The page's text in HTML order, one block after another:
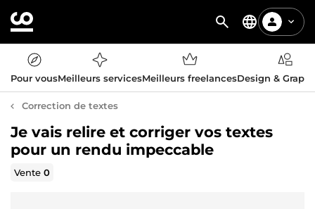
Pour vousMeilleurs servicesMeilleurs freelancesDesign &
Correction de textes
Je vais relire et corriger vos textes
pour un rendu impeccable
Vente0